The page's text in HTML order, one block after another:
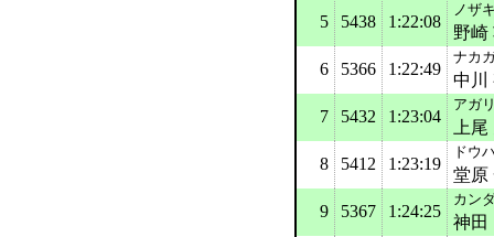
5
5438 1:22:08
ノザ
野崎
6
5366 1:22:49
ナカ
中川
7
5432 1:23:04
アガ
上
8
5412 1:23:19
ドウ
堂原
9
5367 1:24:25
カン
神